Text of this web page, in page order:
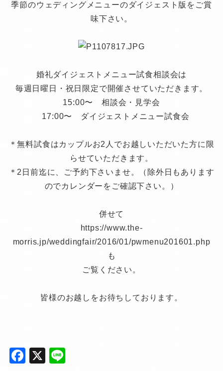
季節のウェディングメニューのダイジェスト版をご賞
味下さい。
婚礼ダイジェストメニュー試食相談会は
毎週日曜日・祝日限定で開催させていただきます。
15:00〜 相談会・見学会
17:00〜 ダイジェストメニュー試食会
＊無料試食はカップルお2人でお越しいただいた方に限
らせていただきます。
＊2日前迄に、ご予約下さいませ。（除外日もあります
のでカレンダーをご確認下さい。）
併せて
https://www.the-
morris.jp/weddingfair/2016/01/pwmenu201601.php
も
ご覧ください。
皆様のお越しをお待ちしております。
F
X